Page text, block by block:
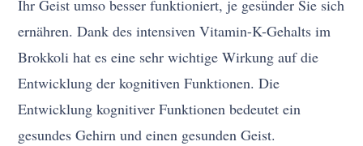
Ihr Geist umso besser funktioniert, je gesünder Sie sich
ernähren. Dank des intensiven Vitamin-K-Gehalts im
Brokkoli hat es eine sehr wichtige Wirkung auf die
Entwicklung der kognitiven Funktionen. Die
Entwicklung kognitiver Funktionen bedeutet ein
gesundes Gehirn und einen gesunden Geist.